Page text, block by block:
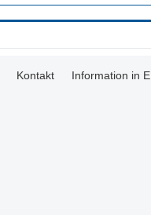
Kontakt Information in